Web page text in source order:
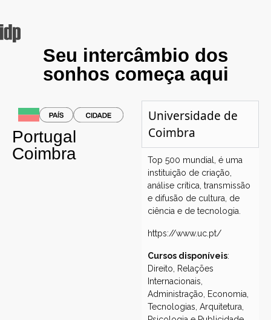
Seu intercâmbio dos
sonhos começa aqui
Portugal
Coimbra
Universidade de
Coimbra
Top 500 mundial, é uma
instituição de criação,
análise crítica, transmissão
e difusão de cultura, de
ciência e de tecnologia.
https://www.uc.pt/
Cursos disponíveis:
Direito, Relações
Internacionais,
Administração, Economia,
Tecnologias, Arquitetura,